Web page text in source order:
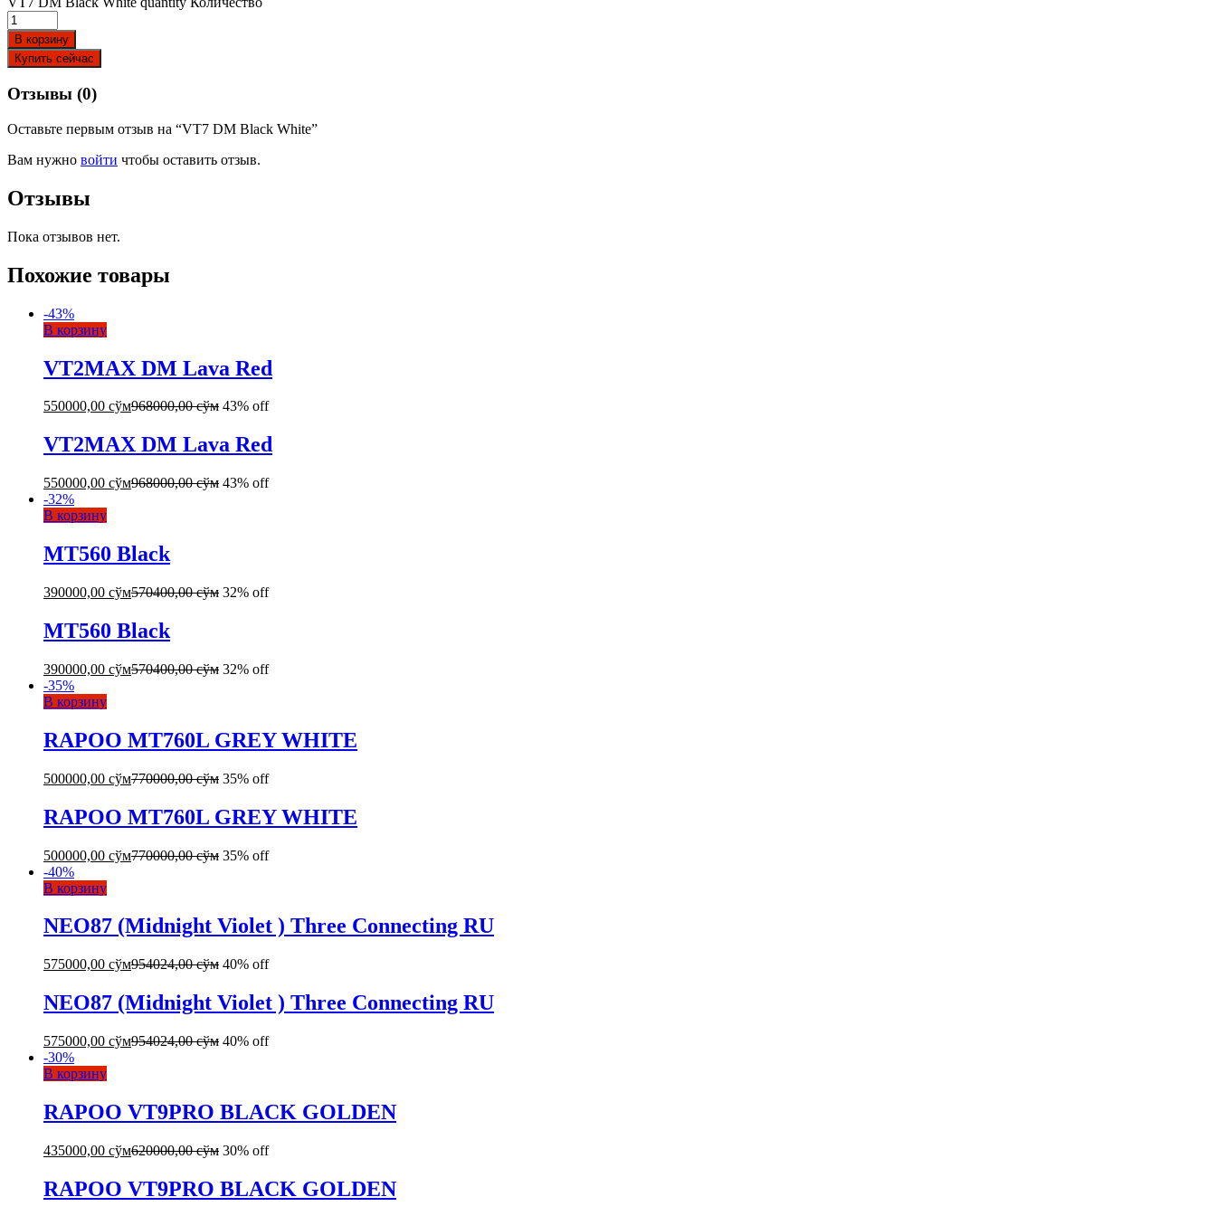
В корзину
Купить сейчас
Отзывы (0)
Оставьте первым отзыв на “VT7 DM Black White”
Вам нужно войти чтобы оставить отзыв.
Отзывы
Пока отзывов нет.
Похожие товары
-43%
В корзину
VT2MAX DM Lava Red
550000,00 сўм968000,00сўм 43% off
VT2MAX DM Lava Red
550000,00 сўм968000,00сўм 43% off
-32%
В корзину
MT560 Black
390000,00 сўм570400,00сўм 32% off
MT560 Black
390000,00 сўм570400,00сўм 32% off
-35%
В корзину
RAPOO MT760L GREY WHITE
500000,00 сўм770000,00сўм 35% off
RAPOO MT760L GREY WHITE
500000,00 сўм770000,00сўм 35% off
-40%
В корзину
NEO87 (Midnight Violet ) Three Connecting RU
575000,00 сўм954024,00сўм 40% off
NEO87 (Midnight Violet ) Three Connecting RU
575000,00 сўм954024,00сўм 40% off
-30%
В корзину
RAPOO VT9PRO BLACK GOLDEN
435000,00 сўм620000,00сўм 30% off
RAPOO VT9PRO BLACK GOLDEN